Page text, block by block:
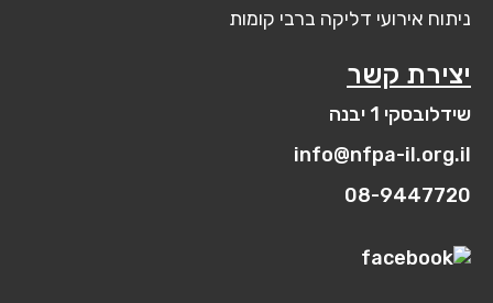
ניתוח אירועי דליקה ברבי קומות
יצירת קשר
שידלובסקי 1 יבנה
info@nfpa-il.org.il
08-9447720